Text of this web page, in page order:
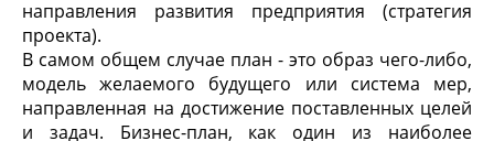
направления развития предприятия (стратегия
проекта).
В самом общем случае план - это образ чего-либо,
модель желаемого будущего или система мер,
направленная на достижение поставленных целей
и задач. Бизнес-план, как один из наиболее